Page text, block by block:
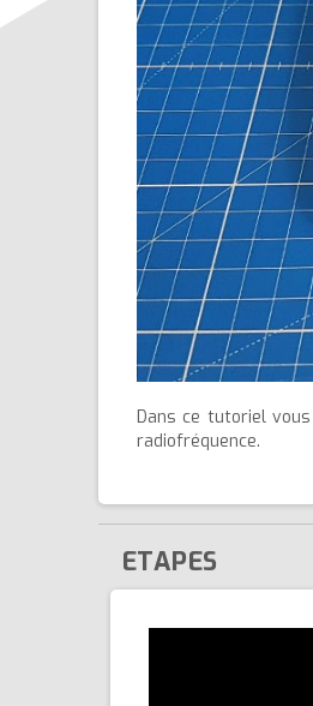
Dans ce tutoriel
radiofréquence.
ETAPES